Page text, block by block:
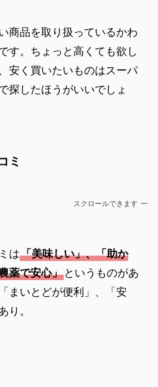
商品を取り扱っているかわ
す。ちょっと高くても欲し
安く買いたいものはスーパ
探したほうがいいでしょ
ミ
スクロールできます
は「美味しい」、「助か
薬で安心」というものがあ
まいとどが便利」、「安
り。